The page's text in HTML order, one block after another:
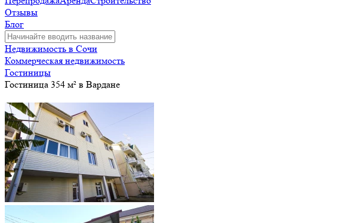
Отзывы
Блог
Недвижимость в Сочи
Коммерческая недвижимость
Гостиницы
Гостиница 354 м² в Вардане